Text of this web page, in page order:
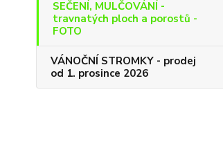
SEČENÍ, MULČOVÁNÍ -
travnatých ploch a porostů -
FOTO
VÁNOČNÍ STROMKY - prodej
od 1. prosince 2026